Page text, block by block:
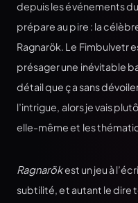
depuis les événements
prépare au pire : la
Ragnarök. Le Fimbulvetr
présager une inévitable
détail que ça sans
l’intrigue, alors je vais
elle-même et les
Ragnarökest un jeu à
subtilité, et autant le dire